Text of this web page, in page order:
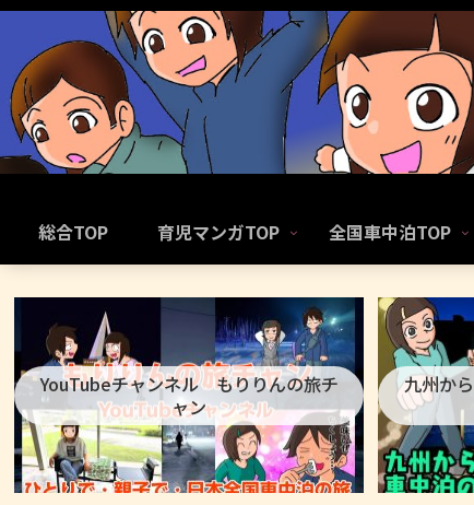
総合TOP 育児マンガTOP 全国車中泊TOP
YouTubeチャンネル もりりんの旅チ
ャン
九州か